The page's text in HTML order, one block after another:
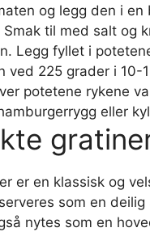
og legg den i
Smak til med salt og
Legg fyllet i
ved 225 grader i
potetene rykene
eller
er en klassisk og
som en
nytes som en